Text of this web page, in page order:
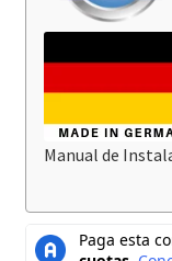
Manual de